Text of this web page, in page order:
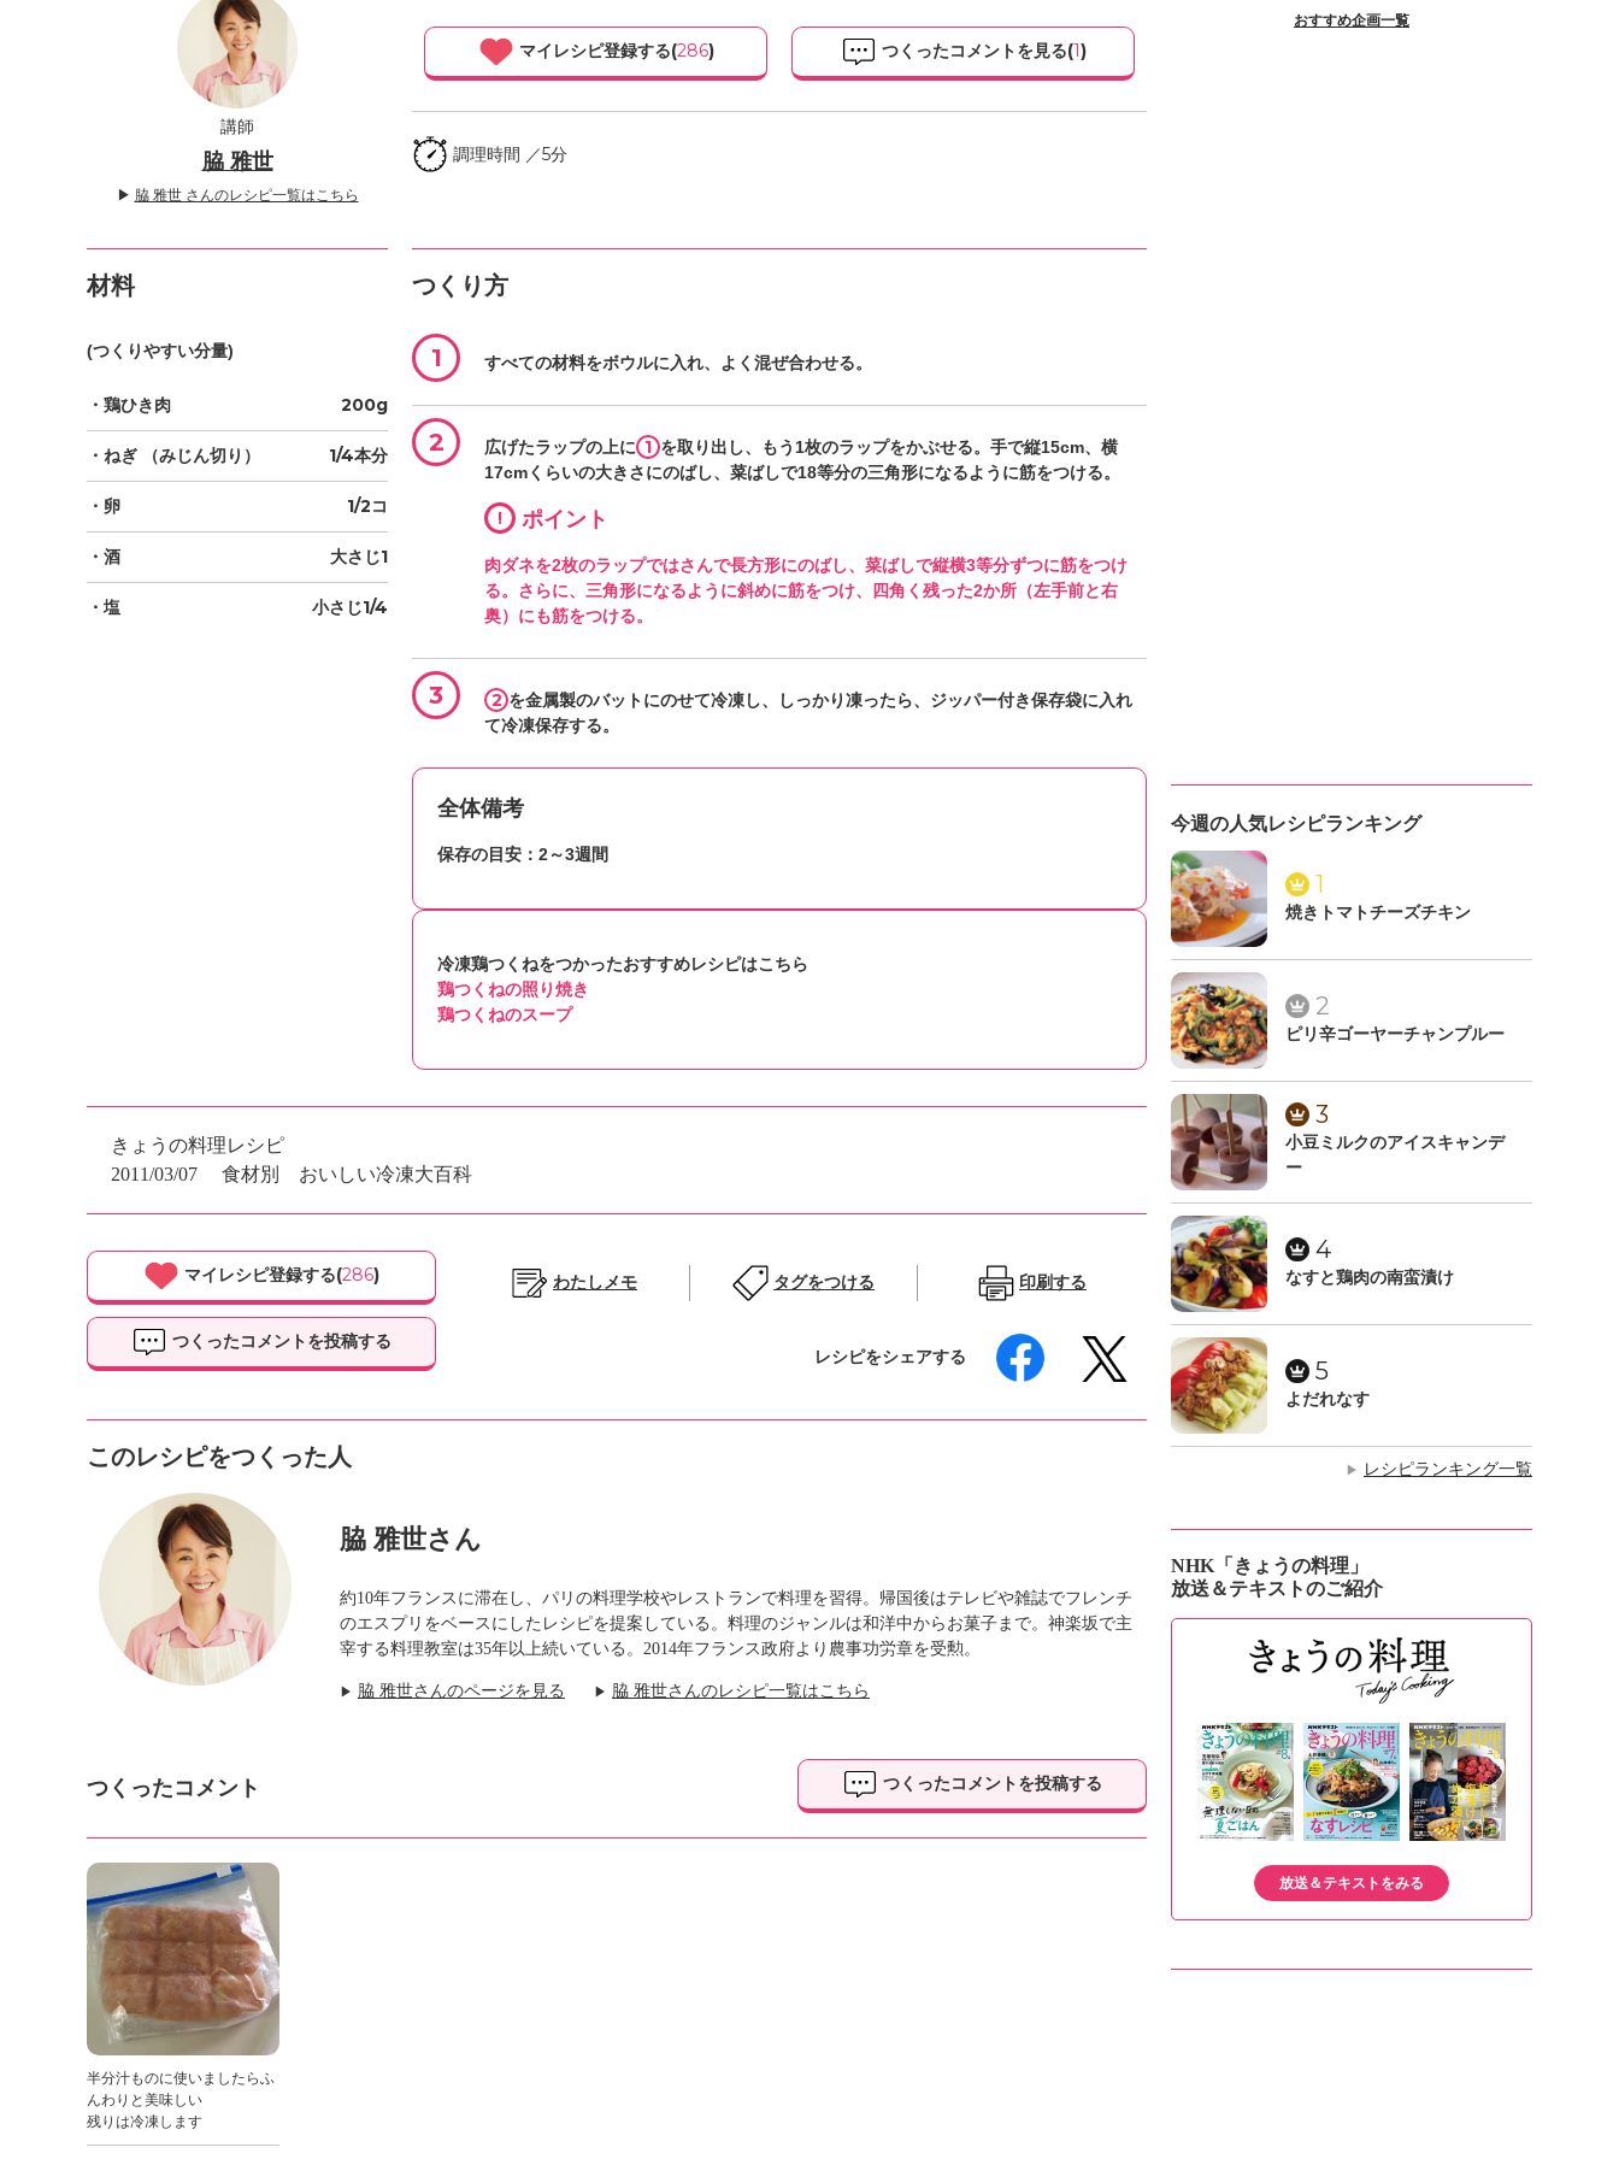
講師
脇 雅世
▶ 脇 雅世 さんのレシピ一覧はこちら
マイレシピ登録する(286) つくったコメントを見る(1)
調理時間 ／5分
材料
(つくりやすい分量)
・鶏ひき肉 200g
・ねぎ （みじん切り） 1/4本分
・卵 1/2コ
・酒 大さじ1
・塩 小さじ1/4
つくり方
1 すべての材料をボウルに入れ、よく混ぜ合わせる。
2 広げたラップの上に 1 を取り出し、もう1枚のラップをかぶせる。手で縦15cm、横
17cmくらいの大きさにのばし、菜ばしで18等分の三角形になるように筋をつける。
! ポイント
肉ダネを2枚のラップではさんで長方形にのばし、菜ばしで縦横3等分ずつに筋をつけ
る。さらに、三角形になるように斜めに筋をつけ、四角く残った2か所（左手前と右
奥）にも筋をつける。
3 2 を金属製のバットにのせて冷凍し、しっかり凍ったら、ジッパー付き保存袋に入れ
て冷凍保存する。
全体備考
保存の目安：2～3週間
冷凍鶏つくねをつかったおすすめレシピはこちら
鶏つくねの照り焼き
鶏つくねのスープ
きょうの料理レシピ
2011/03/07
食材別 おいしい冷凍大百科
マイレシピ登録する(286)
つくったコメントを投稿する
わたしメモ タグをつける 印刷する
レシピをシェアする
このレシピをつくった人
脇 雅世さん
約10年フランスに滞在し、パリの料理学校やレストランで料理を習得。帰国後はテレビや雑誌でフレンチ
のエスプリをベースにしたレシピを提案している。料理のジャンルは和洋中からお菓子まで。神楽坂で主
宰する料理教室は35年以上続いている。2014年フランス政府より農事功労章を受勲。
▶ 脇 雅世さんのページを見る ▶ 脇 雅世さんのレシピ一覧はこちら
つくったコメント つくったコメントを投稿する
半分汁ものに使いましたらふ
んわりと美味しい
残りは冷凍します
おすすめ企画一覧
今週の人気レシピランキング
1
焼きトマトチーズチキン
2
ピリ辛ゴーヤーチャンプルー
3
小豆ミルクのアイスキャンデ
ー
4
なすと鶏肉の南蛮漬け
5
よだれなす
▶ レシピランキング一覧
NHK「きょうの料理」
放送＆テキストのご紹介
放送＆テキストをみる